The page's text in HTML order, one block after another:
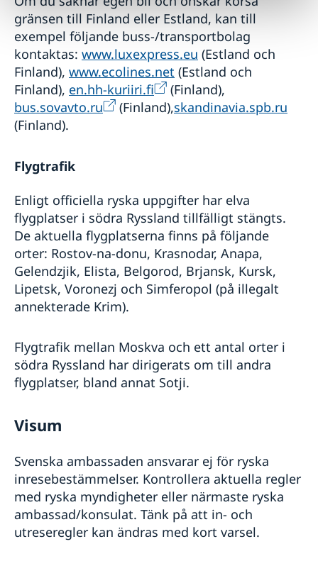
gränsen till Finland eller Estland, kan till
exempel följande buss-/transportbolag
kontaktas: www.luxexpress.eu (Estland och
Finland), www.ecolines.net (Estland och
Finland), en.hh-kuriiri.fi
(Finland),
bus.sovavto.ru
(Finland),skandinavia.spb.ru
(Finland).
Flygtrafik
Enligt officiella ryska uppgifter har elva
flygplatser i södra Ryssland tillfälligt stängts.
De aktuella flygplatserna finns på följande
orter: Rostov-na-donu, Krasnodar, Anapa,
Gelendzjik, Elista, Belgorod, Brjansk, Kursk,
Lipetsk, Voronezj och Simferopol (på illegalt
annekterade Krim).
Flygtrafik mellan Moskva och ett antal orter i
södra Ryssland har dirigerats om till andra
flygplatser, bland annat Sotji.
Visum
Svenska ambassaden ansvarar ej för ryska
inresebestämmelser. Kontrollera aktuella regler
med ryska myndigheter eller närmaste ryska
ambassad/konsulat. Tänk på att in- och
utreseregler kan ändras med kort varsel.